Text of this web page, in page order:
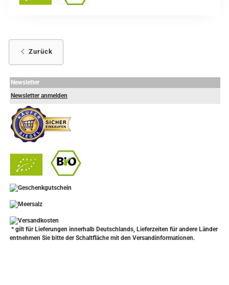
Zurück
Newsletter
Newsletter anmelden
* gilt für Lieferungen innerhalb Deutschlands, Lieferzeiten für andere Länder
entnehmen Sie bitte der Schaltfläche mit den Versandinformationen.